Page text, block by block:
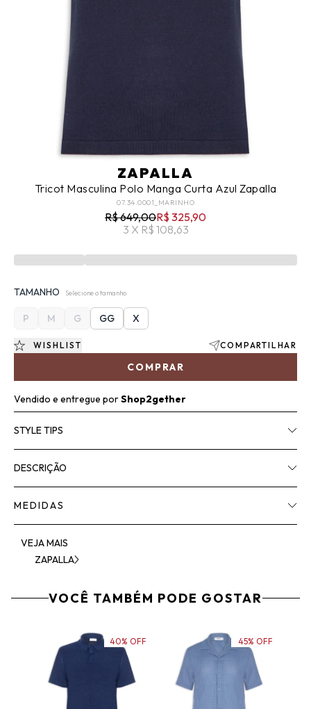
ZAPALLA
Tricot Masculina Polo Manga Curta Azul Zapalla
07.34.0001_MARINHO
R$ 649,00R$ 325,90
3 X R$ 108,63
TAMANHO Selecione o tamanho
P M G GG X
COMPRAR
WISHLIST COMPARTILHAR
Vendido e entregue porShop2gether
STYLE TIPS
DESCRIÇÃO
MEDIDAS
VEJA MAIS
ZAPALLA
VOCÊ TAMBÉM PODE GOSTAR
40% OFF 45% OFF